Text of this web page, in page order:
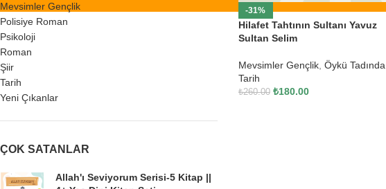
Mevsimler Gençlik
Polisiye Roman
Psikoloji
Roman
Şiir
Tarih
Yeni Çıkanlar
ÇOK SATANLAR
Allah'ı Seviyorum Serisi-5 Kitap ||
-31%
Hilafet Tahtının Sultanı Yavuz
Sultan Selim
Mevsimler Gençlik, Öykü Tadında
Tarih
₺260.00 ₺180.00